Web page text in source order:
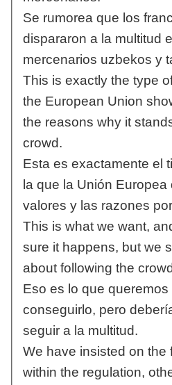
Se rumorea que los
dispararon a la multitud
mercenarios uzbekos y
This is exactly the type
the European Union
the reasons why it
crowd.
Esta es exactamente el
la que la Unión
valores y las razones
This is what we want,
sure it happens, but we
about following the
Eso es lo que
conseguirlo, pero
seguir a la multitud.
We have insisted on the
within the regulation,